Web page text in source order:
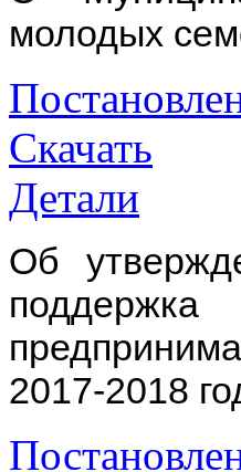
молодых
Скачать
Детали
Об
2017-2018